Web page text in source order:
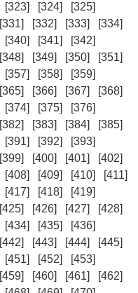
[323] [324]
[325]
[331] [332] [333]
[334]
[340] [341]
[342]
[348] [349] [350]
[351]
[357] [358]
[359]
[365] [366] [367]
[368]
[374] [375]
[376]
[382] [383] [384]
[385]
[391] [392]
[393]
[399] [400] [401]
[402]
[408] [409] [410]
[411]
[417] [418]
[419]
[425] [426] [427]
[428]
[434] [435]
[436]
[442] [443] [444]
[445]
[451] [452]
[453]
[459] [460] [461]
[462]